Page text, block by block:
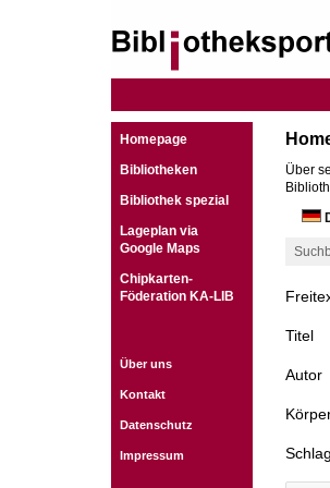
Homepage
Bibliotheken
Bibliothek spezial
Lageplan via
Google Maps
Chipkarten-
Föderation KA-LIB
Über uns
Kontakt
Datenschutz
Impressum
Über
Titel
Autor